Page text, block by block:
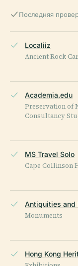
Последняя
Localiiz
Ancient Rock
Academia.edu
Preservation of
Consultancy
MS Travel Solo
Cape Collinson
Antiquities and
Monuments
Hong Kong